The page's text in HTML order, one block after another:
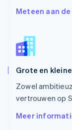
Meteen aan
Grote en
Zowel
vertrouwen op
Meer
Slowakije
Español
Thailand
Tsjechië
Vasteland
简体中文
English